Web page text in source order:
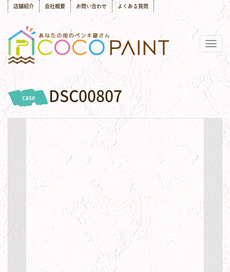
店舗紹介 会社概要 お問い合わせ よくある質問
case DSC00807